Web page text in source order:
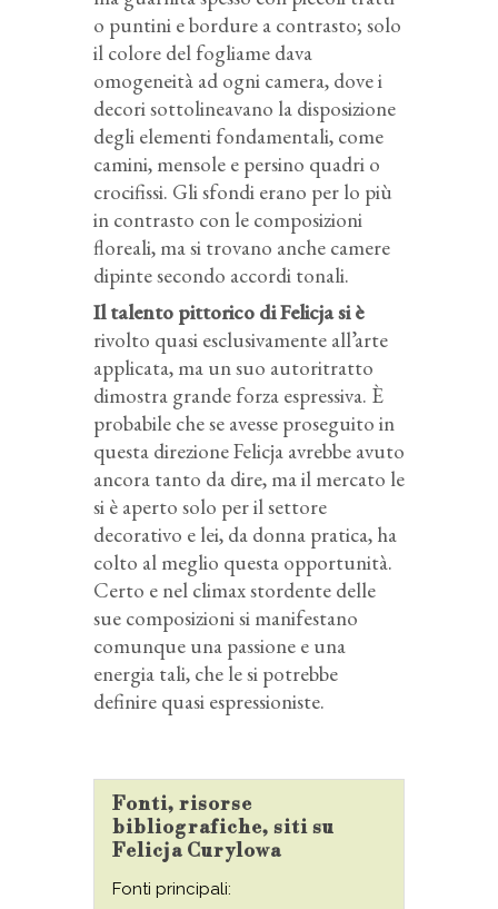
o puntini e bordure a contrasto; solo
il colore del fogliame dava
omogeneità ad ogni camera, dove i
decori sottolineavano la disposizione
degli elementi fondamentali, come
camini, mensole e persino quadri o
crocifissi. Gli sfondi erano per lo più
in contrasto con le composizioni
floreali, ma si trovano anche camere
dipinte secondo accordi tonali.
Il talento pittorico di Felicja si è
rivolto quasi esclusivamente all’arte
applicata, ma un suo autoritratto
dimostra grande forza espressiva. È
probabile che se avesse proseguito in
questa direzione Felicja avrebbe avuto
ancora tanto da dire, ma il mercato le
si è aperto solo per il settore
decorativo e lei, da donna pratica, ha
colto al meglio questa opportunità.
Certo e nel climax stordente delle
sue composizioni si manifestano
comunque una passione e una
energia tali, che le si potrebbe
definire quasi espressioniste.
Fonti, risorse
bibliografiche, siti su
Felicja Curylowa
Fonti principali: